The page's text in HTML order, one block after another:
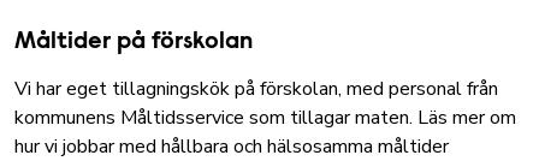
Måltider på förskolan
Vi har eget tillagningskök på förskolan, med personal från
kommunens Måltidsservice som tillagar maten. Läs mer om
hur vi jobbar med hållbara och hälsosamma måltider